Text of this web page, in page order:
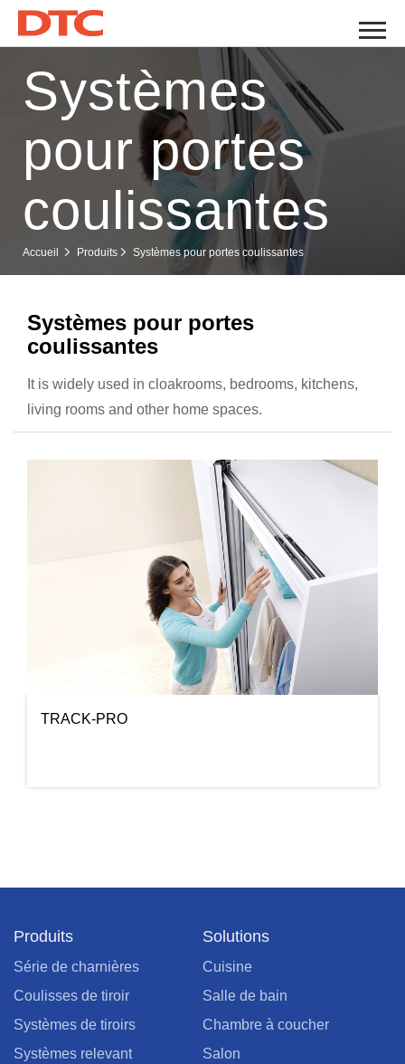
Systèmes
pour portes
coulissantes
Accueil Produits Systèmes pour portes coulissantes
Systèmes pour portes
coulissantes
It is widely used in cloakrooms, bedrooms, kitchens,
living rooms and other home spaces.
TRACK-PRO
Produits
Série de charnières
Coulisses de tiroir
Systèmes de tiroirs
Systèmes relevant
Solutions
Cuisine
Salle de bain
Chambre à coucher
Salon